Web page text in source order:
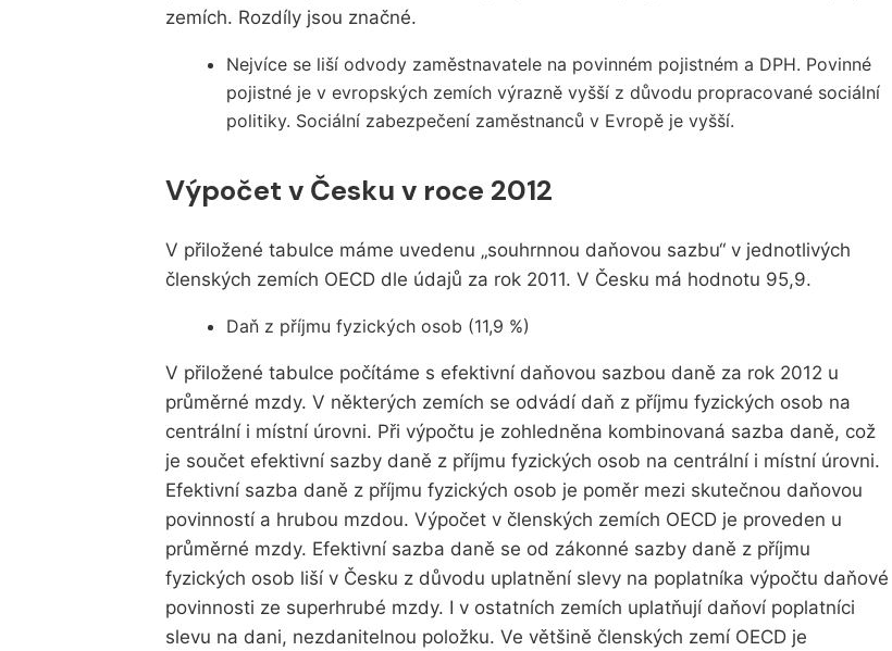
zemích. Rozdíly jsou značné.
Nejvíce se liší odvody zaměstnavatele na povinném pojistném a DPH. Povinné
pojistné je v evropských zemích výrazně vyšší z důvodu propracované sociální
politiky. Sociální zabezpečení zaměstnanců v Evropě je vyšší.
Výpočet v Česku v roce 2012
V přiložené tabulce máme uvedenu „souhrnnou daňovou sazbu“ v jednotlivých
členských zemích OECD dle údajů za rok 2011. V Česku má hodnotu 95,9.
Daň z příjmu fyzických osob (11,9 %)
V přiložené tabulce počítáme s efektivní daňovou sazbou daně za rok 2012 u
průměrné mzdy. V některých zemích se odvádí daň z příjmu fyzických osob na
centrální i místní úrovni. Při výpočtu je zohledněna kombinovaná sazba daně, což
je součet efektivní sazby daně z příjmu fyzických osob na centrální i místní úrovni.
Efektivní sazba daně z příjmu fyzických osob je poměr mezi skutečnou daňovou
povinností a hrubou mzdou. Výpočet v členských zemích OECD je proveden u
průměrné mzdy. Efektivní sazba daně se od zákonné sazby daně z příjmu
fyzických osob liší v Česku z důvodu uplatnění slevy na poplatníka výpočtu daňové
povinnosti ze superhrubé mzdy. I v ostatních zemích uplatňují daňoví poplatníci
slevu na dani, nezdanitelnou položku. Ve většině členských zemí OECD je